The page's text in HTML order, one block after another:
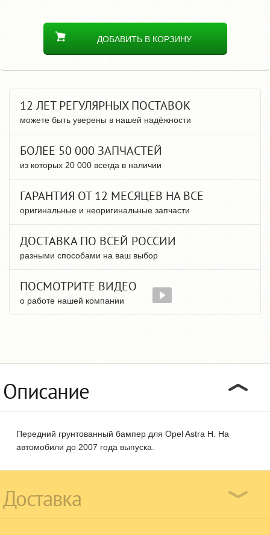
ДОБАВИТЬ В КОРЗИНУ
12 ЛЕТ РЕГУЛЯРНЫХ ПОСТАВОК
можете быть уверены в нашей надёжности
БОЛЕЕ 50 000 ЗАПЧАСТЕЙ
из которых 20 000 всегда в наличии
ГАРАНТИЯ ОТ 12 МЕСЯЦЕВ НА ВСЕ
оригинальные и неоригинальные запчасти
ДОСТАВКА ПО ВСЕЙ РОССИИ
разными способами на ваш выбор
ПОСМОТРИТЕ ВИДЕО
о работе нашей компании
Описание
Передний грунтованный бампер для Opel Astra H. На
автомобили до 2007 года выпуска.
Доставка